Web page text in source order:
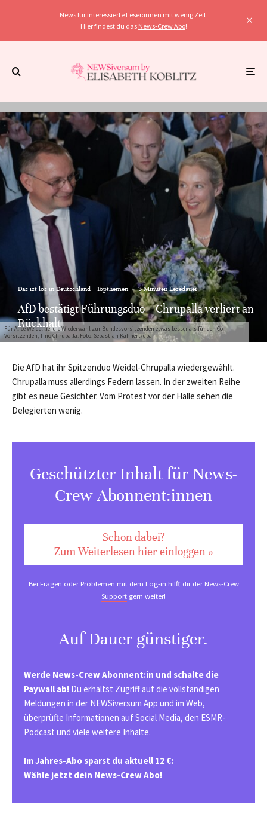
News für interessierte Leser:innen mit wenig Zeit.
Hier findest du das News-Crew Abo!
Für Alice Weidel lief die Wiederwahl zur Bundesvorsitzenden etwas besser als für den Co-
Vorsitzenden, Tino Chrupalla. Foto: Sebastian Kahnert/dpa
Das ist los in Deutschland Topthemen · 3 Minuten Lesedauer
AfD bestätigt Führungsduo – Chrupalla verliert an
Rückhalt
Die AfD hat ihr Spitzenduo Weidel-Chrupalla wiedergewählt.
Chrupalla muss allerdings Federn lassen. In der zweiten Reihe
gibt es neue Gesichter. Vom Protest vor der Halle sehen die
Delegierten wenig.
Geschützter Inhalt für News-
Crew Abonnent:innen
Schon dabei?
Zum Weiterlesen hier einloggen »
Bei Fragen oder Problemen mit dem Log-in hilft dir derNews-Crew
Support gern weiter!
Auf Dauer günstiger.
Werde News-Crew Abonnent:in und schalte die
Paywall ab! Du erhältst Zugriff auf die vollständigen
Meldungen in der NEWSiversum App und im Web,
überprüfte Informationen auf Social Media, den ESMR-
Podcast und viele weitere Inhalte.
Im Jahres-Abo sparst du aktuell 12 €:
Wähle jetzt dein News-Crew Abo!